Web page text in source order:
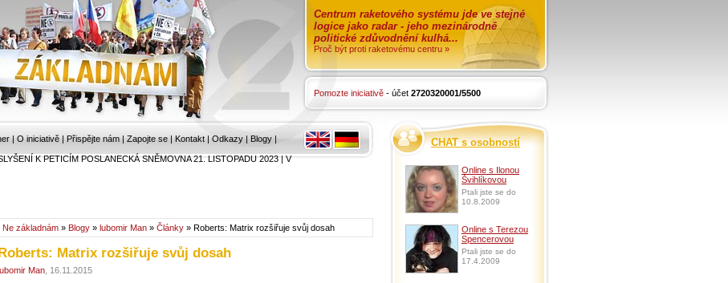
Centrum raketového systému jde ve stejné
logice jako radar - jeho mezinárodně
politické zdůvodnění kulhá...
Proč být proti raketovému centru »
Pomozte iniciativě - účet 2720320001/5500
| O iniciativě | Přispějte nám | Zapojte se | Kontakt | Odkazy | Blogy |
K PETICÍM POSLANECKÁ SNĚMOVNA 21. LISTOPADU 2023|V
Ne základnám » Blogy » lubomir Man » Články » Roberts: Matrix rozšiřuje svůj dosah
Matrix rozšiřuje svůj dosah
Man , 16.11.2015
CHAT s osobností
Online s Ilonou
Švihlíkovou
Ptali jste se do
10.8.2009
Online s Terezou
Spencerovou
Ptali jste se do
17.4.2009